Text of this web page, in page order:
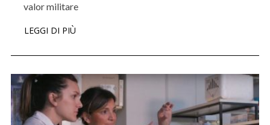
valor militare
LEGGI DI PIÙ